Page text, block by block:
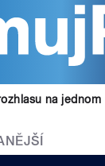
na jednom